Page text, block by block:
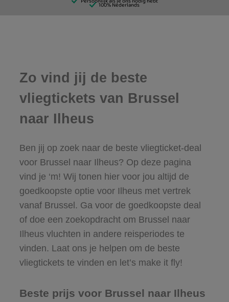
Zo vind jij de beste
vliegtickets van Brussel
naar Ilheus
Ben jij op zoek naar de beste vliegticket-deal
voor Brussel naar Ilheus? Op deze pagina
vind je ‘m! Wij tonen hier voor jou altijd de
goedkoopste optie voor Ilheus met vertrek
vanaf Brussel. Ga voor de goedkoopste deal
of doe een zoekopdracht om Brussel naar
Ilheus vluchten in andere reisperiodes te
vinden. Laat ons je helpen om de beste
vliegtickets te vinden en let’s make it fly!
Beste prijs voor Brussel naar Ilheus